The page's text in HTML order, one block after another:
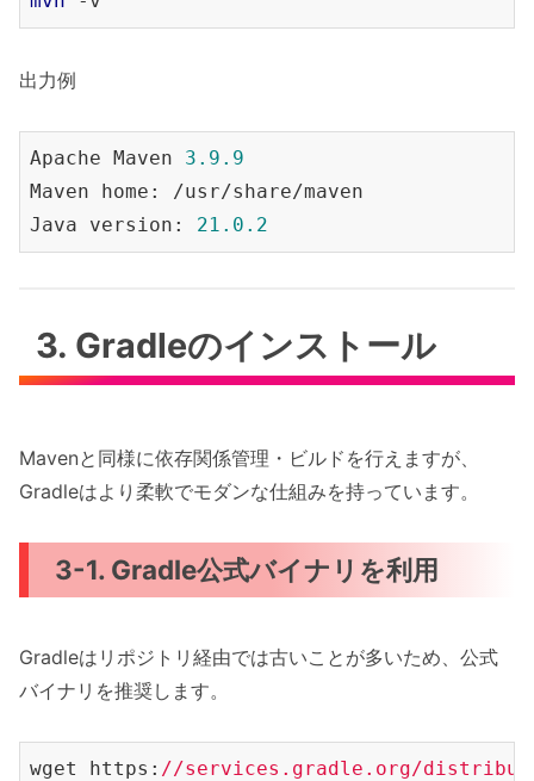
出力例
Apache Maven 3.9 .9
Maven home: /usr/share/maven
Java version: 21.0 .2
3. Gradleのインストール
Mavenと同様に依存関係管理・ビルドを行えますが、
Gradleはより柔軟でモダンな仕組みを持っています。
3-1. Gradle公式バイナリを利用
Gradleはリポジトリ経由では古いことが多いため、公式
バイナリを推奨します。
wget https: //services.gradle.org/